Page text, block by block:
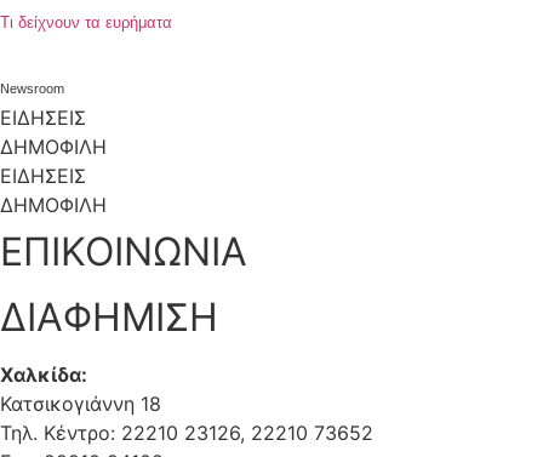
Τι δείχνουν τα ευρήματα
Newsroom
ΕΙΔΗΣΕΙΣ
ΔΗΜΟΦΙΛΗ
ΕΙΔΗΣΕΙΣ
ΔΗΜΟΦΙΛΗ
ΕΠΙΚΟΙΝΩΝΙΑ
ΔΙΑΦΗΜΙΣΗ
Χαλκίδα:
Κατσικογιάννη 18
Τηλ. Κέντρο: 22210 23126, 22210 73652